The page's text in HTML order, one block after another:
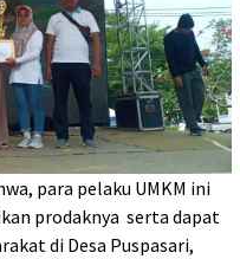
para pelaku UMKM ini
prodaknya serta dapat
di Desa Puspasari,